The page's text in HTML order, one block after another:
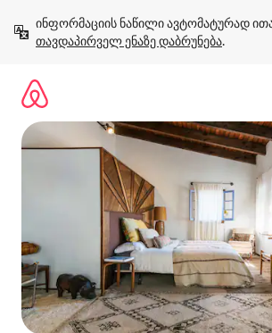
გადასვლა
თავდაპირველ ენაზე დაბრუნება.